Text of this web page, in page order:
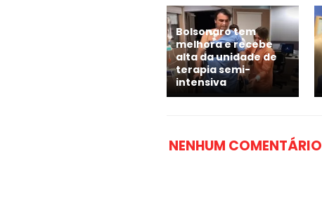
Bolsonaro tem
melhora e recebe
alta da unidade de
terapia semi-
intensiva
NENHUM COMENTÁRIO